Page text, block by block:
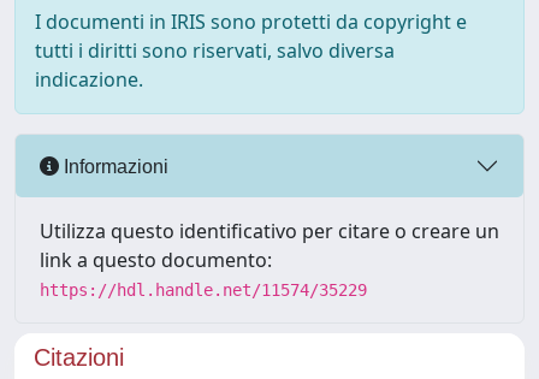
I documenti in IRIS sono protetti da copyright e
tutti i diritti sono riservati, salvo diversa
indicazione.
Informazioni
Utilizza questo identificativo per citare o creare un
link a questo documento:
https://hdl.handle.net/11574/35229
Citazioni